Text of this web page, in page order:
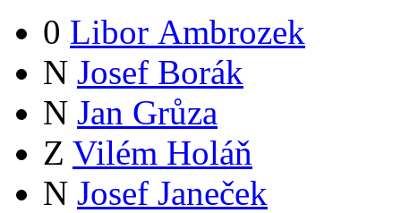
0 Libor Ambrozek
N Josef Borák
N Jan Grůza
Z Vilém Holáň
N Josef Janeček